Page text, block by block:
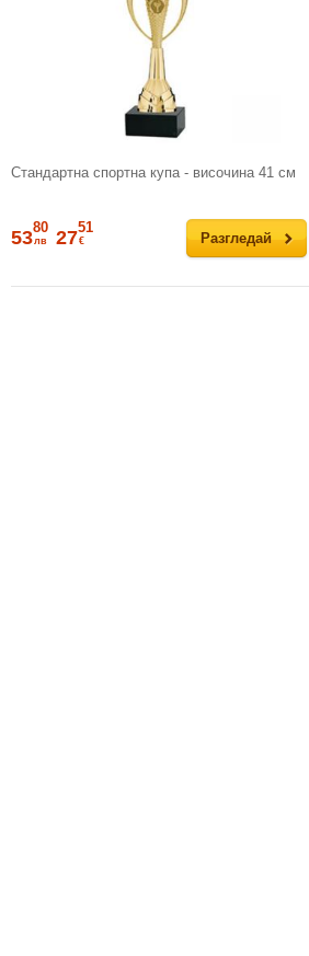
Стандартна спортна купа - височина 41 см
Разгледай
5380
лв 2751
€